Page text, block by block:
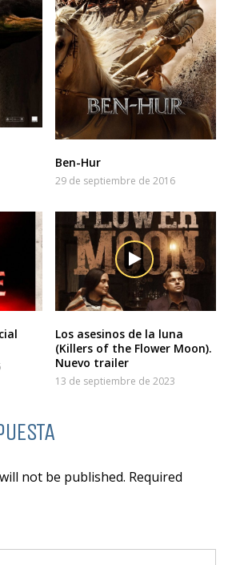
Ben-Hur
29 de septiembre de 2016
Los asesinos de la luna
(Killers of the Flower Moon).
Nuevo trailer
13 de septiembre de 2023
not be published. Required